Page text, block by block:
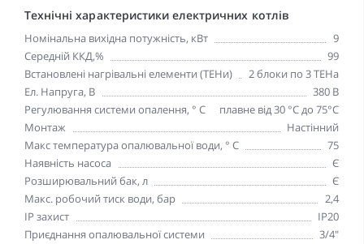
Технічні характеристики електричних котлів
Номінальна вихідна потужність, кВт
9
Середній ККД,%
99
Встановлені нагрівальні елементи (ТЕНи)
2 блоки по 3 ТЕНа
Ел. Напруга, В
380 В
Регулювання системи опалення, ° С
плавне від 30 °С до 75°С
Монтаж
Настінний
Макс температура опалювальної води, ° С
75
Наявність насоса
Є
Розширювальний бак, л
Є
Макс. робочий тиск води, бар
2,4
IP захист
IP20
Приєднання опалювальної системи
3/4"